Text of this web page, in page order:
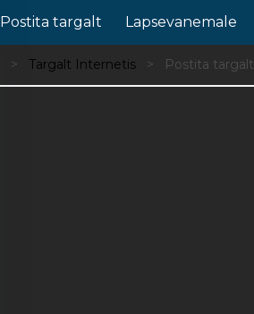
Postita targalt Lapsevanemale
Targalt Internetis Postita targalt